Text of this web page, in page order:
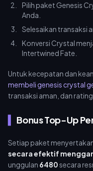
Pilih paket Genesis
Anda.
Selesaikan transaksi
Konversi Crystal
Intertwined Fate.
Untuk kecepatan dan
membeli genesis crystal
transaksi aman, dan
Bonus Top-Up
Setiap paket
secara efektif
unggulan 6480secara